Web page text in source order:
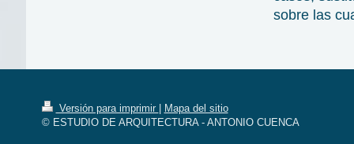
sobre las
Versión para imprimir
Mapa del sitio
© ESTUDIO DE ARQUITECTURA - ANTONIO CUENCA